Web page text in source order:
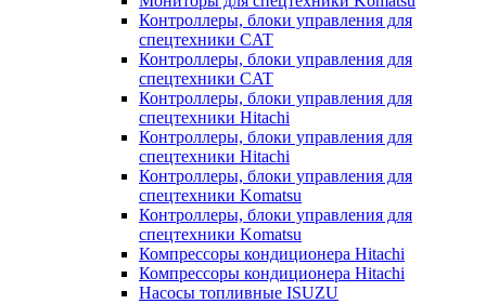
Контроллеры, блоки управления для
спецтехники CAT
Контроллеры, блоки управления для
спецтехники CAT
Контроллеры, блоки управления для
спецтехники Hitachi
Контроллеры, блоки управления для
спецтехники Hitachi
Контроллеры, блоки управления для
спецтехники Komatsu
Контроллеры, блоки управления для
спецтехники Komatsu
Компрессоры кондиционера Hitachi
Компрессоры кондиционера Hitachi
Насосы топливные ISUZU